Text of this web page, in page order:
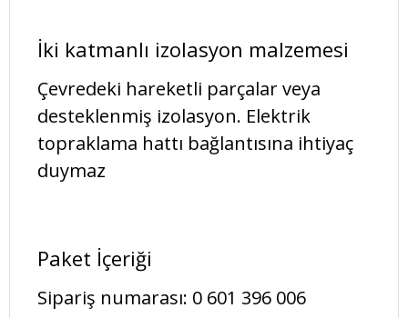
İki katmanlı izolasyon malzemesi
Çevredeki hareketli parçalar veya
desteklenmiş izolasyon. Elektrik
topraklama hattı bağlantısına ihtiyaç
duymaz
Paket İçeriği
Sipariş numarası: 0 601 396 006